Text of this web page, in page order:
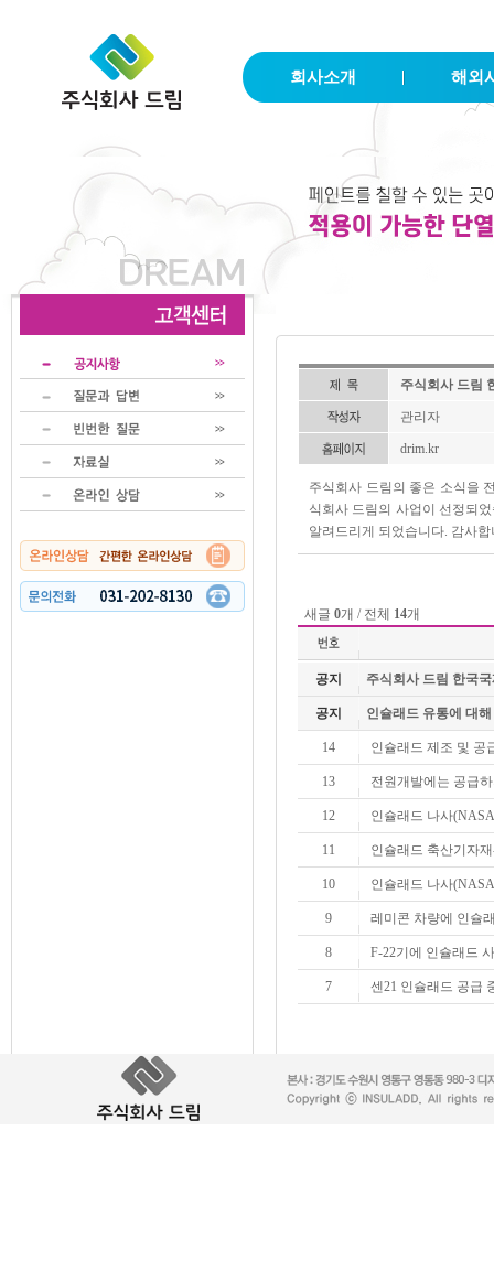
회사소개 해외
주식회사 드림
관리자
drim.kr
주식회사 드림의 좋은 소식을
식회사 드림의 사업이 선정되
알려드리게 되었습니다. 감사합
새글 0개 / 전체 14개
공지 주식회사 드림 한국
공지 인슐래드 유통에 대
14 인슐래드 제조 및 공
13 전원개발에는 공급
12 인슐래드 나사
11 인슐래드 축산기자
10 인슐래드 나사
9 레미콘 차량에 인슐
8 F-22기에 인슐래드
7 센21 인슐래드 공급